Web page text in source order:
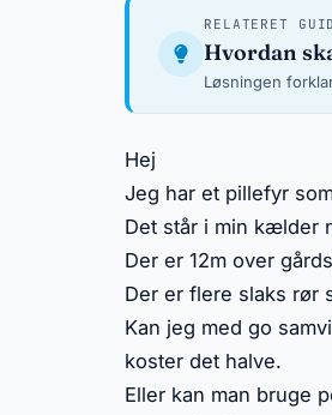
RELATERET
Hvordan
Løsningen
Hej
Jeg har et pillefyr
Det står i min kælder
Der er 12m over
Der er flere slaks rør
Kan jeg med go
koster det halve.
Eller kan man bruge